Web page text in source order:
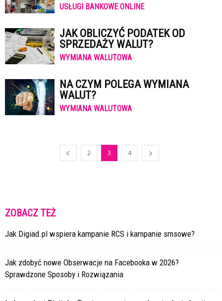
USŁUGI BANKOWE ONLINE
JAK OBLICZYĆ PODATEK OD
SPRZEDAŻY WALUT?
WYMIANA WALUTOWA
NA CZYM POLEGA WYMIANA
WALUT?
WYMIANA WALUTOWA
2 3 4
ZOBACZ TEŻ
Jak Digiad.pl wspiera kampanie RCS i kampanie smsowe?
Jak zdobyć nowe Obserwacje na Facebooka w 2026?
Sprawdzone Sposoby i Rozwiązania